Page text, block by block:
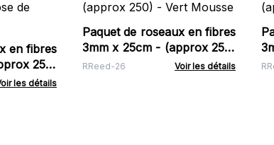
en fibres
250)
les détails
Paquet de roseaux en fibres
3mm x 25cm - (approx 250)
- Vert Mousse
RReed-26 Voir les détails